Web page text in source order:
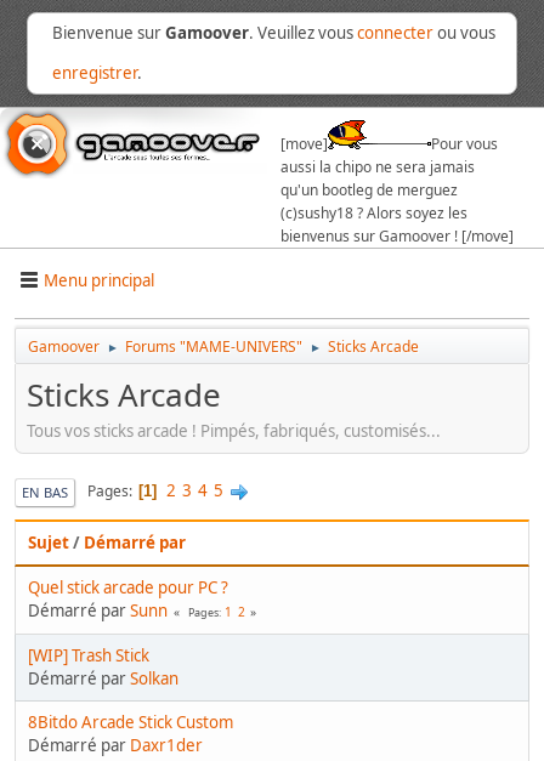
Bienvenue surGamoover. Veuillez vousconnecterou vous
enregistrer.
[move]
Pour vous
aussi la chipo ne sera jamais
qu'un bootleg de merguez
(c)sushy18 ? Alors soyez les
bienvenus sur Gamoover ! [/move]
Menu principal
Gamoover ► Forums "MAME-UNIVERS" ► Sticks Arcade
Sticks Arcade
Tous vos sticks arcade ! Pimpés, fabriqués, customisés...
EN BAS Pages 1 2 3 4 5
Sujet/ Démarré par
Quel stick arcade pour PC ?
Démarré parSunn Pages 1 2
[WIP] Trash Stick
Démarré parSolkan
8Bitdo Arcade Stick Custom
Démarré par Daxr1der